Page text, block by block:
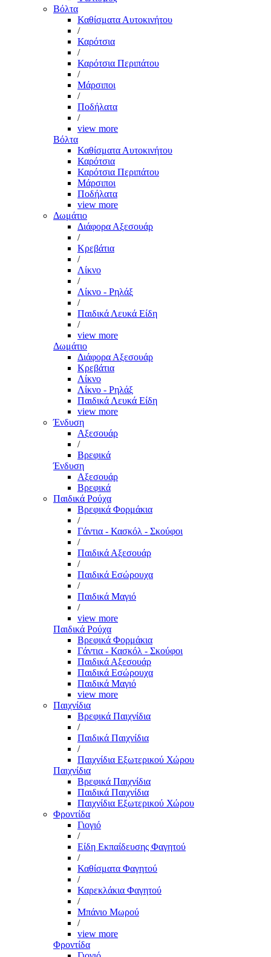
Βόλτα
Καθίσματα Αυτοκινήτου
/
Καρότσια
/
Καρότσια Περιπάτου
/
Μάρσιποι
/
Ποδήλατα
/
view more
Βόλτα
Καθίσματα Αυτοκινήτου
Καρότσια
Καρότσια Περιπάτου
Μάρσιποι
Ποδήλατα
view more
Δωμάτιο
Διάφορα Αξεσουάρ
/
Κρεβάτια
/
Λίκνο
/
Λίκνο - Ρηλάξ
/
Παιδικά Λευκά Είδη
/
view more
Δωμάτιο
Διάφορα Αξεσουάρ
Κρεβάτια
Λίκνο
Λίκνο - Ρηλάξ
Παιδικά Λευκά Είδη
view more
Ένδυση
Αξεσουάρ
/
Βρεφικά
Ένδυση
Αξεσουάρ
Βρεφικά
Παιδικά Ρούχα
Βρεφικά Φορμάκια
/
Γάντια - Κασκόλ - Σκούφοι
/
Παιδικά Αξεσουάρ
/
Παιδικά Εσώρουχα
/
Παιδικά Μαγιό
/
view more
Παιδικά Ρούχα
Βρεφικά Φορμάκια
Γάντια - Κασκόλ - Σκούφοι
Παιδικά Αξεσουάρ
Παιδικά Εσώρουχα
Παιδικά Μαγιό
view more
Παιχνίδια
Βρεφικά Παιχνίδια
/
Παιδικά Παιχνίδια
/
Παιχνίδια Εξωτερικού Χώρου
Παιχνίδια
Βρεφικά Παιχνίδια
Παιδικά Παιχνίδια
Παιχνίδια Εξωτερικού Χώρου
Φροντίδα
Γιογιό
/
Είδη Εκπαίδευσης Φαγητού
/
Καθίσματα Φαγητού
/
Καρεκλάκια Φαγητού
/
Μπάνιο Μωρού
/
view more
Φροντίδα